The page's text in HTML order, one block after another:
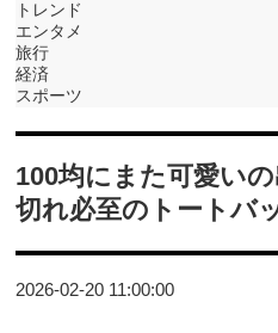
トレンド
エンタメ
旅行
経済
スポーツ
100均にまた可愛い
切れ必至のトートバ
2026-02-20 11:00:00